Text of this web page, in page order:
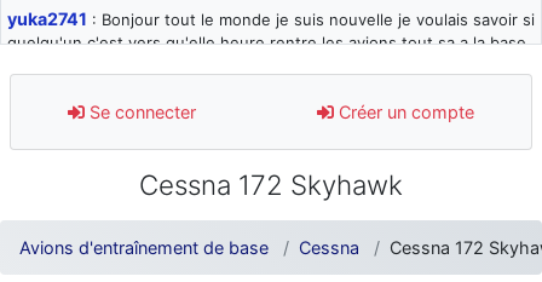
yuka2741 : Bonjour tout le monde je suis nouvelle je voulais savoir si
quelqu'un c'est vers qu'elle heure rentre les avions tout sa a la base
d9pouces: désolé pour les quelques blocages du site ces derniers
jours : je teste des méthodes contre le spam et les bots trop nocifs
: Super, la nouvelle bannière
d9pouces: je suis un avion@,._,+ > lesquels ? je ne suis pas sûr de
comprendre
Se connecter Créer un compte
Cessna 172 Skyhawk
Avions d'entraînement de base Cessna Cessna 172